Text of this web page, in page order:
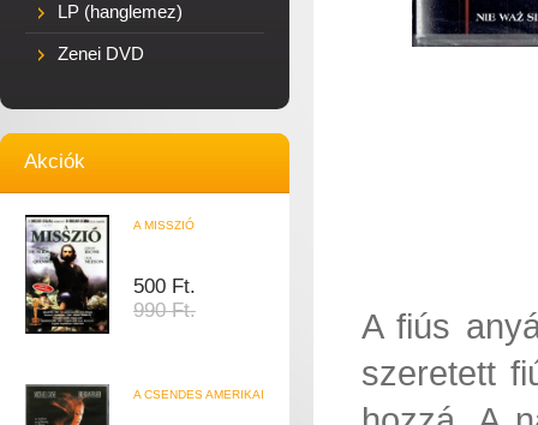
LP (hanglemez)
Zenei DVD
Akciók
A MISSZIÓ
500 Ft.
990 Ft.
A CSENDES AMERIKAI
A fiús
szeretett